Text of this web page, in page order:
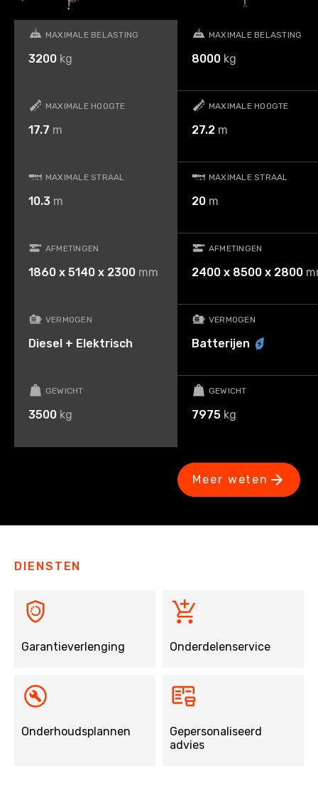
MAXIMALE BELASTING
3200 kg
MAXIMALE HOOGTE
17.7 m
MAXIMALE STRAAL
10.3 m
AFMETINGEN
1860 x 5140 x 2300 mm
VERMOGEN
Diesel + Elektrisch
GEWICHT
3500 kg
MAXIMALE BELASTING
8000 kg
MAXIMALE HOOGTE
27.2 m
MAXIMALE STRAAL
20 m
AFMETINGEN
2400 x 8500 x 2800
VERMOGEN
Batterijen
GEWICHT
7975 kg
Meer weten
DIENSTEN
Garantieverlenging Onderdelenservice
Onderhoudsplannen
Gepersonaliseerd
advies